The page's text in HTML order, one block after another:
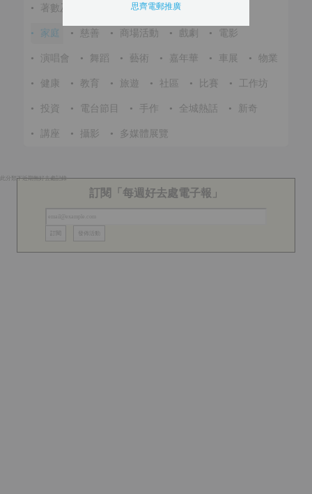
• 著數及優惠 • 體育 •
• 家庭 • 慈善 • 商場活動 • 戲劇 • 電影
• 演唱會 • 舞蹈 • 藝術 • 嘉年華 • 車展 • 物業
• 健康 • 教育 • 旅遊 • 社區 • 比賽 • 工作坊
• 投資 • 電台節目 • 手作 • 全城熱話 • 新奇
• 講座 • 攝影 • 多媒體展覽
此分類下近期無好去處記錄
訂閱「每週好去處電子報」
思齊電郵推廣